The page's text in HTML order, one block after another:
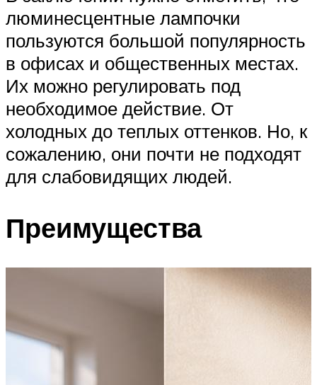
люминесцентные лампочки
пользуются большой популярность
в офисах и общественных местах.
Их можно регулировать под
необходимое действие. От
холодных до теплых оттенков. Но, к
сожалению, они почти не подходят
для слабовидящих людей.
Преимущества